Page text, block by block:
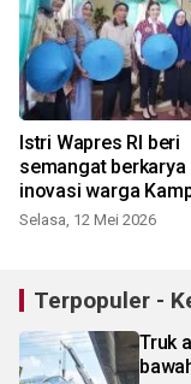
Istri Wapres RI beri
semangat berkarya
inovasi warga
Caping
Selasa, 12 Mei 2026
Terpopuler -
Truk